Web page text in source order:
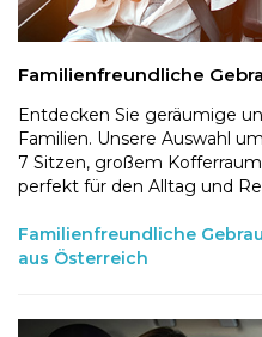
Familienfreundliche
Entdecken Sie geräumige
Familien. Unsere Auswahl
7 Sitzen, großem
perfekt für den Alltag und
Familienfreundliche
aus Österreich